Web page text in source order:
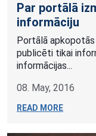
Par portālā
informāciju
​Portālā
publicēti tikai
informācijas...
08. May, 2016
READ MORE